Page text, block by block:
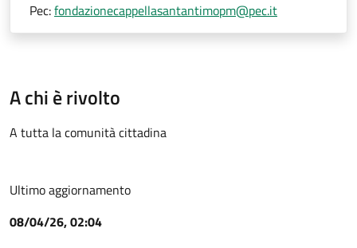
Pec:fondazionecappellasantantimopm@pec.it
A chi è rivolto
A tutta la comunità cittadina
Ultimo aggiornamento
08/04/26, 02:04